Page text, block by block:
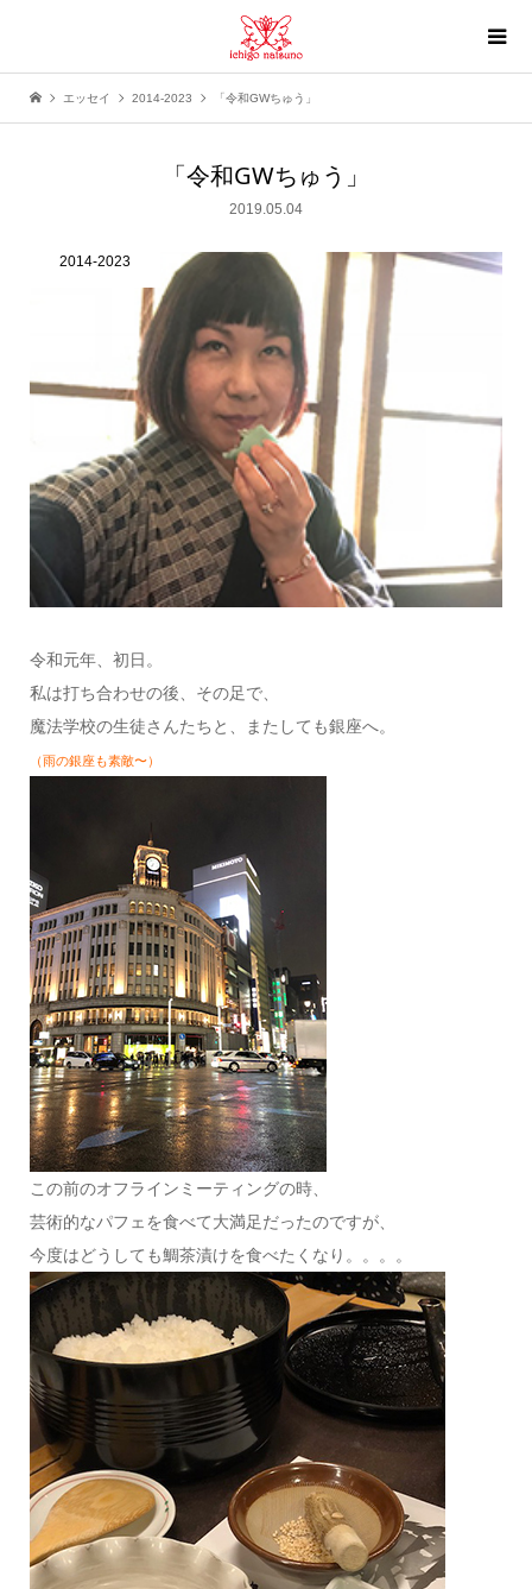
エッセイ 2014-2023 「令和GWちゅう」
「令和GWちゅう」
2019.05.04
2014-2023
令和元年、初日。
私は打ち合わせの後、その足で、
魔法学校の生徒さんたちと、またしても銀座へ。
（雨の銀座も素敵〜）
この前のオフラインミーティングの時、
芸術的なパフェを食べて大満足だったのですが、
今度はどうしても鯛茶漬けを食べたくなり。。。。